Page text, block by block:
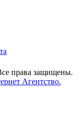
права защищены.
Агентство.